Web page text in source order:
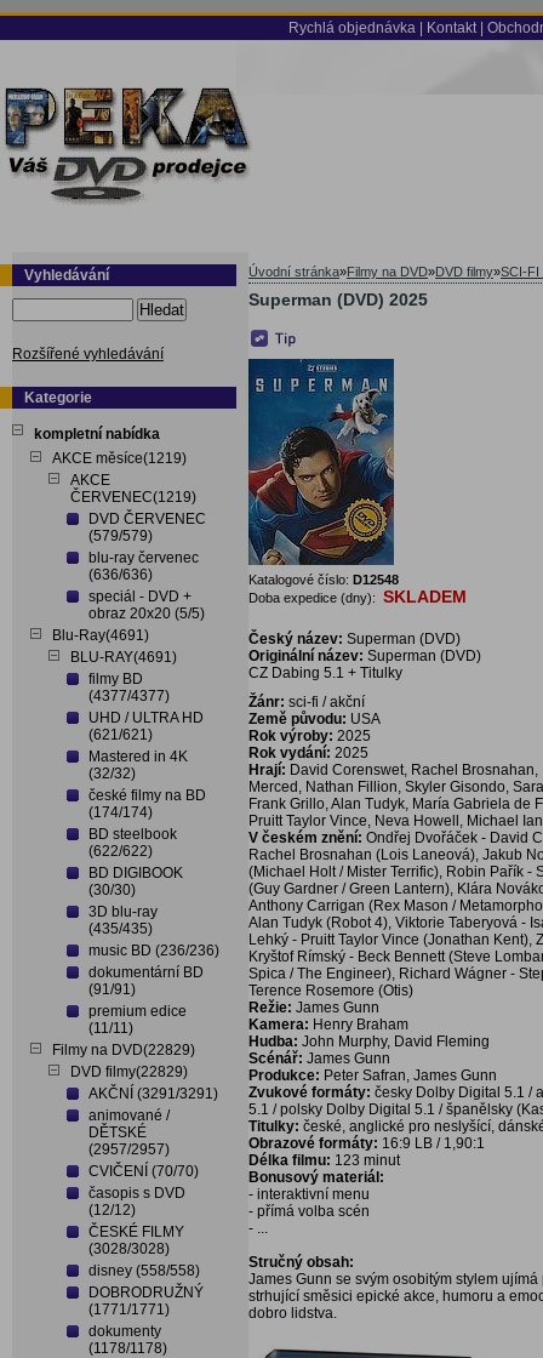
Rychlá objednávka Kontakt
Vyhledávání
Hledat
Rozšířené vyhledávání
Kategorie
kompletní nabídka
AKCE měsíce(1219)
AKCE
ČERVENEC(1219)
DVD ČERVENEC
(579/579)
blu-ray červenec
(636/636)
speciál - DVD +
obraz 20x20 (5/5)
Blu-Ray(4691)
BLU-RAY(4691)
filmy BD
(4377/4377)
UHD / ULTRA HD
(621/621)
Mastered in 4K
(32/32)
české filmy na BD
(174/174)
BD steelbook
(622/622)
BD DIGIBOOK
(30/30)
3D blu-ray
(435/435)
music BD (236/236)
dokumentární BD
(91/91)
premium edice
(11/11)
Filmy na DVD(22829)
DVD filmy(22829)
AKČNÍ (3291/3291)
animované /
DĚTSKÉ
(2957/2957)
CVIČENÍ (70/70)
časopis s DVD
(12/12)
ČESKÉ FILMY
(3028/3028)
disney (558/558)
DOBRODRUŽNÝ
(1771/1771)
dokumenty
(1178/1178)
Úvodní stránka»Filmy na DVD»DVD filmy»SCI-FI
Superman (DVD) 2025
Katalogové číslo: D12548
Doba expedice (dny): SKLADEM
Český název: Superman (DVD)
Originální název: Superman (DVD)
CZ Dabing 5.1 + Titulky
Žánr: sci-fi / akční
Země původu: USA
Rok výroby: 2025
Rok vydání: 2025
Hrají: David Corenswet, Rachel
Merced, Nathan Fillion, Skyler Gisondo,
Frank Grillo, Alan Tudyk, María Gabriela de
Pruitt Taylor Vince, Neva Howell, Michael
V českém znění: Ondřej Dvořáček - David
Rachel Brosnahan (Lois Laneová), Jakub
(Michael Holt / Mister Terrific), Robin Pařík
(Guy Gardner / Green Lantern), Klára
Anthony Carrigan (Rex Mason /
Alan Tudyk (Robot 4), Viktorie Taberyová -
Lehký - Pruitt Taylor Vince (Jonathan
Kryštof Rímský - Beck Bennett (Steve
Spica / The Engineer), Richard Wágner -
Terence Rosemore (Otis)
Režie: James Gunn
Kamera: Henry Braham
Hudba: John Murphy, David Fleming
Scénář: James Gunn
Produkce: Peter Safran, James Gunn
Zvukové formáty: česky Dolby Digital 5.1 /
5.1 / polsky Dolby Digital 5.1 / španělsky
Titulky: české, anglické pro neslyšící,
Obrazové formáty: 16:9 LB / 1,90:1
Délka filmu: 123 minut
Bonusový materiál:
- interaktivní menu
- přímá volba scén
- ...
Stručný obsah:
James Gunn se svým osobitým stylem
strhující směsici epické akce, humoru a
dobro lidstva.